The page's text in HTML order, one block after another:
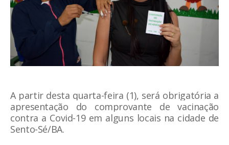
A partir desta quarta-feira (1), será obrigatória a
apresentação do comprovante de vacinação
contra a Covid-19 em alguns locais na cidade de
Sento-Sé/BA.